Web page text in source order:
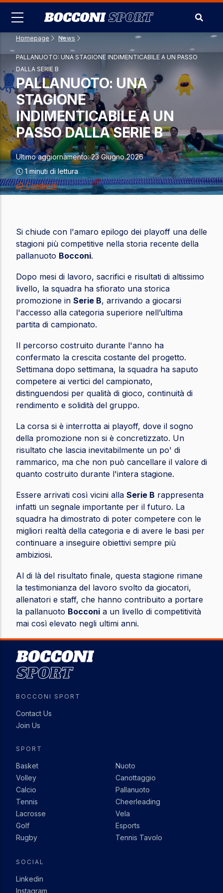
contenuto
principale
Homepage- News-
PALLANUOTO: UNA STAGIONE INDIMENTICABILE A UN PASSO
DALLA SERIE B
PALLANUOTO: UNA
STAGIONE
INDIMENTICABILE A UN
PASSO DALLA SERIE B
Ultimo aggiornamento:23 Giugno 2026
1minuti di lettura
Condividi
Share
Si chiude con l'amaro epilogo dei playoff una delle
stagioni più competitive nella storia recente della
pallanuoto Bocconi.
Dopo mesi di lavoro, sacrifici e risultati di altissimo
livello, la squadra ha sfiorato una storica
promozione in Serie B, arrivando a giocarsi
l'accesso alla categoria superiore nell’ultima
partita di campionato.
Il percorso costruito durante l'anno ha
confermato la crescita costante del progetto.
Settimana dopo settimana, la squadra ha saputo
competere ai vertici del campionato,
distinguendosi per qualità di gioco, continuità di
rendimento e solidità del gruppo.
La corsa si è interrotta ai playoff, dove il sogno
della promozione non si è concretizzato. Un
risultato che lascia inevitabilmente un po' di
rammarico, ma che non può cancellare il valore di
quanto costruito durante l'intera stagione.
Essere arrivati così vicini alla Serie B rappresenta
infatti un segnale importante per il futuro. La
squadra ha dimostrato di poter competere con le
migliori realtà della categoria e di avere le basi per
continuare a inseguire obiettivi sempre più
ambiziosi.
Al di là del risultato finale, questa stagione rimane
la testimonianza del lavoro svolto da giocatori,
allenatori e staff, che hanno contribuito a portare
la pallanuoto Bocconi a un livello di competitività
mai così elevato negli ultimi anni.
Image
BOCCONI SPORT
Contact Us
Join Us
SPORT
Basket
Volley
Calcio
Tennis
Lacrosse
Golf
Rugby
Nuoto
Canottaggio
Pallanuoto
Cheerleading
Vela
Esports
Tennis Tavolo
SOCIAL
Linkedin
Instagram